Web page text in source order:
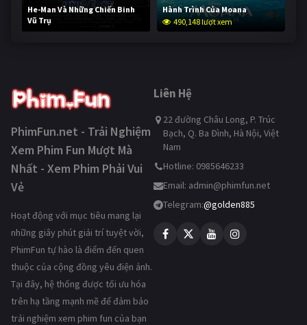
He-Man Và Những Chiến Binh
Vũ Trụ
238,744 lượt xem
Hành Trình Của Moana
490,148 lượt xem
PhimFun.net - Trải Nghiệm
Xem Phim Fun Mượt Mà
Nhất - Xem Phim Phải Vui
Vẻ
Hoạt động với mục tiêu mang lại
những giây phút giải trí tuyệt vời,
PhimFun tự hào là điểm đến quen
thuộc của cộng đồng yêu điện ảnh.
Tại đây, hệ thống được tối ưu hóa
trên hạ tầng mạnh mẽ để đảm bảo
trải nghiệm xem phim fun của bạn
Liên Hệ
22 đường Châu Long, P. Trúc
Bạch, Q. Ba Đình, Hà Nội, Việt
Nam
Hotline: 0985646233
Email: admin@phimfun.net
Telegram:@golden885